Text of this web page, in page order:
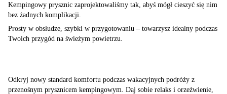
Kempingowy prysznic zaprojektowaliśmy tak, abyś mógł cieszyć się nim
bez żadnych komplikacji.
Prosty w obsłudze, szybki w przygotowaniu – towarzysz idealny podczas
Twoich przygód na świeżym powietrzu.
Odkryj nowy standard komfortu podczas wakacyjnych podróży z
przenośnym prysznicem kempingowym. Daj sobie relaks i orzeźwienie,